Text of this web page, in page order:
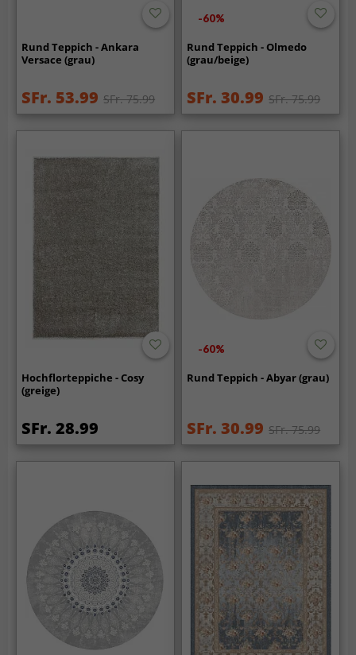
Rund Teppich - Ankara
Versace (grau)
SFr. 53.99 SFr. 75.99
-60%
Rund Teppich - Olmedo
(grau/beige)
SFr. 30.99 SFr. 75.99
Hochflorteppiche - Cosy
(greige)
SFr. 28.99
-60%
Rund Teppich - Abyar (grau)
SFr. 30.99 SFr. 75.99